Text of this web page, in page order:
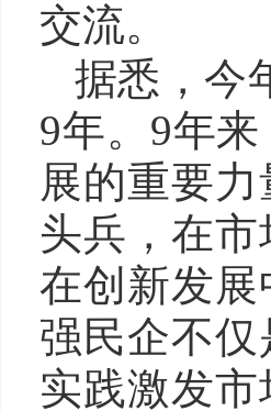
交流。
据悉，今
9年。9年
展的重要
头兵，在
在创新发
强民企不
实践激发